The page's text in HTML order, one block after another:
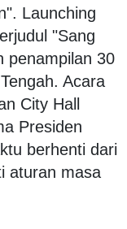
Launching
"Sang
penampilan 30
Acara
City Hall
Presiden
berhenti dari
aturan masa